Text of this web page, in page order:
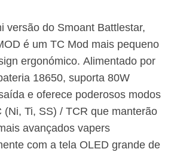
versão do Smoant Battlestar,
é um TC Mod mais pequeno
ergonómico. Alimentado por
18650, suporta 80W
e oferece poderosos modos
(Ni, Ti, SS) / TCR que manterão
avançados vapers
com a tela OLED grande de